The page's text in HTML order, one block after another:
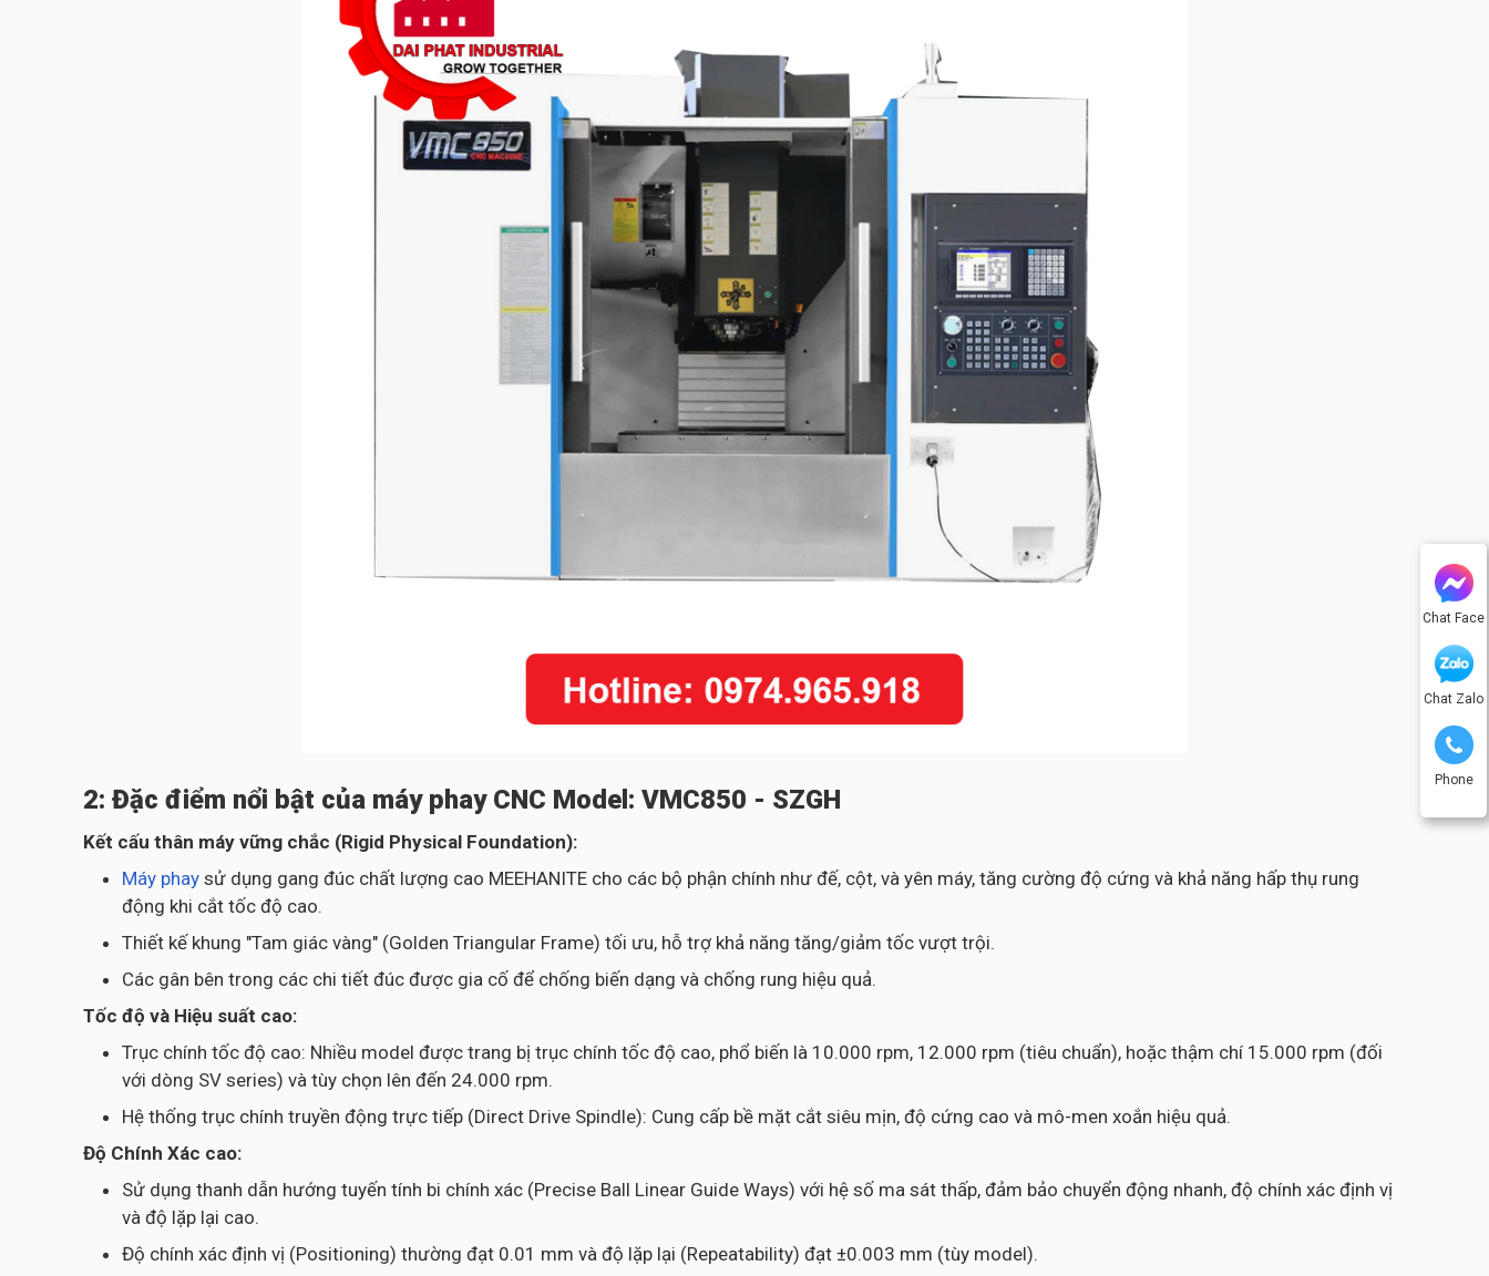
Chat Face
Chat Zalo
Phone
2: Đặc điểm nổi bật của máy phay CNC Model: VMC850 - SZGH
Kết cấu thân máy vững chắc (Rigid Physical Foundation):
Máy phay sử dụng gang đúc chất lượng cao MEEHANITE cho các bộ phận chính như đế, cột, và yên máy, tăng cường độ cứng và khả năng hấp thụ rung
động khi cắt tốc độ cao.
Thiết kế khung "Tam giác vàng" (Golden Triangular Frame) tối ưu, hỗ trợ khả năng tăng/giảm tốc vượt trội.
Các gân bên trong các chi tiết đúc được gia cố để chống biến dạng và chống rung hiệu quả.
Tốc độ và Hiệu suất cao:
Trục chính tốc độ cao: Nhiều model được trang bị trục chính tốc độ cao, phổ biến là 10.000 rpm, 12.000 rpm (tiêu chuẩn), hoặc thậm chí 15.000 rpm (đối
với dòng SV series) và tùy chọn lên đến 24.000 rpm.
Hệ thống trục chính truyền động trực tiếp (Direct Drive Spindle): Cung cấp bề mặt cắt siêu mịn, độ cứng cao và mô-men xoắn hiệu quả.
Độ Chính Xác cao:
Sử dụng thanh dẫn hướng tuyến tính bi chính xác (Precise Ball Linear Guide Ways) với hệ số ma sát thấp, đảm bảo chuyển động nhanh, độ chính xác định vị
và độ lặp lại cao.
Độ chính xác định vị (Positioning) thường đạt 0.01 mm và độ lặp lại (Repeatability) đạt ±0.003 mm (tùy model).